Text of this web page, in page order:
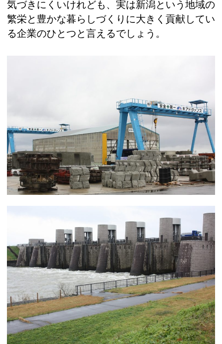
気づきにくいけれども、実は新潟という地域の
繁栄と豊かな暮らしづくりに大きく貢献してい
る企業のひとつと言えるでしょう。